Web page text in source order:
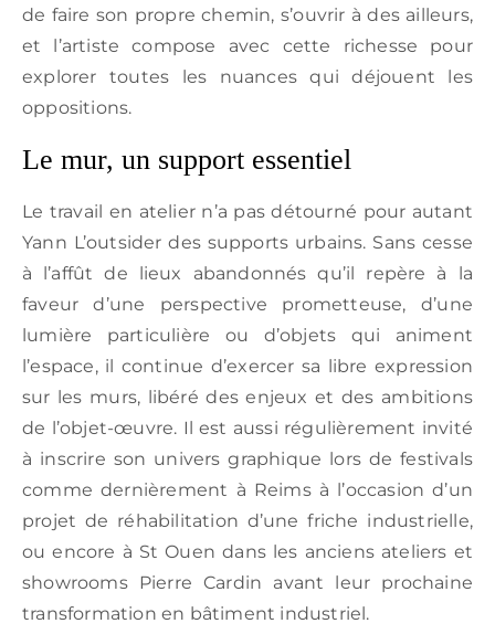
de faire son propre chemin, s’ouvrir à des ailleurs,
et l’artiste compose avec cette richesse pour
explorer toutes les nuances qui déjouent les
oppositions.
Le mur, un support essentiel
Le travail en atelier n’a pas détourné pour autant
Yann L’outsider des supports urbains. Sans cesse
à l’affût de lieux abandonnés qu’il repère à la
faveur d’une perspective prometteuse, d’une
lumière particulière ou d’objets qui animent
l’espace, il continue d’exercer sa libre expression
sur les murs, libéré des enjeux et des ambitions
de l’objet-œuvre. Il est aussi régulièrement invité
à inscrire son univers graphique lors de festivals
comme dernièrement à Reims à l’occasion d’un
projet de réhabilitation d’une friche industrielle,
ou encore à St Ouen dans les anciens ateliers et
showrooms Pierre Cardin avant leur prochaine
transformation en bâtiment industriel.